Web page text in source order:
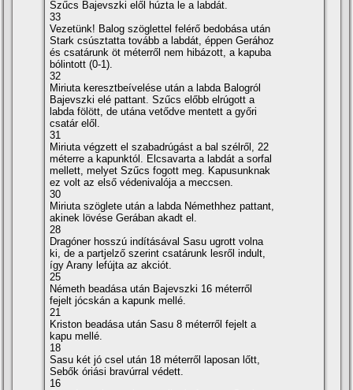
Szűcs Bajevszki elől húzta le a labdát.
33
Vezetünk! Balog szöglettel felérő bedobása után
Stark csúsztatta tovább a labdát, éppen Gerához
és csatárunk öt méterről nem hibázott, a kapuba
bólintott (0-1).
32
Miriuta keresztbeí­velése után a labda Balogról
Bajevszki elé pattant. Szűcs előbb elrúgott a
labda fölött, de utána vetődve mentett a győri
csatár elől.
31
Miriuta végzett el szabadrúgást a bal szélről, 22
méterre a kapunktól. Elcsavarta a labdát a sorfal
mellett, melyet Szűcs fogott meg. Kapusunknak
ez volt az első védenivalója a meccsen.
30
Miriuta szöglete után a labda Némethhez pattant,
akinek lövése Gerában akadt el.
28
Dragóner hosszú indí­tásával Sasu ugrott volna
ki, de a partjelző szerint csatárunk lesről indult,
í­gy Arany lefújta az akciót.
25
Németh beadása után Bajevszki 16 méterről
fejelt jócskán a kapunk mellé.
21
Kriston beadása után Sasu 8 méterről fejelt a
kapu mellé.
18
Sasu két jó csel után 18 méterről laposan lőtt,
Sebők óriási bravúrral védett.
16